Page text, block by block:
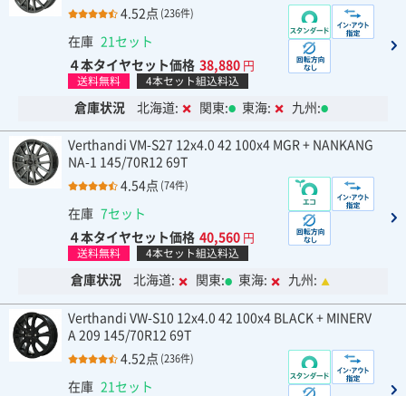
4.52点 (236件)
在庫 21セット
４本タイヤセット価格 38,880 円
送料無料 4本セット組込料込
倉庫状況 北海道: 関東: 東海: 九州:
Verthandi VM-S27 12x4.0 42 100x4 MGR + NANKANG
NA-1 145/70R12 69T
4.54点 (74件)
在庫 7セット
４本タイヤセット価格 40,560 円
送料無料 4本セット組込料込
倉庫状況 北海道: 関東: 東海: 九州:
Verthandi VW-S10 12x4.0 42 100x4 BLACK + MINERV
A 209 145/70R12 69T
4.52点 (236件)
在庫 21セット